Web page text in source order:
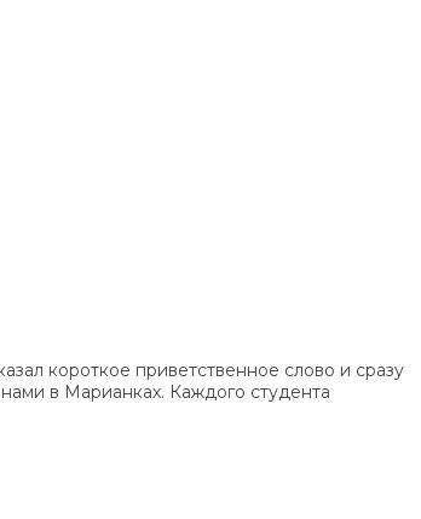
короткое приветственное слово и сразу
в Марианках. Каждого студента